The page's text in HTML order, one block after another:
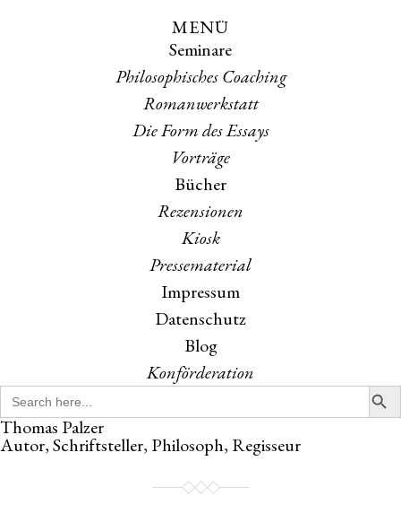
MENÜ
Seminare
Philosophisches Coaching
Romanwerkstatt
Die Form des Essays
Vorträge
Bücher
Rezensionen
Kiosk
Pressematerial
Impressum
Datenschutz
Blog
Konförderation
Search
for:
Search
Thomas Palzer
Autor, Schriftsteller, Philosoph, Regisseur